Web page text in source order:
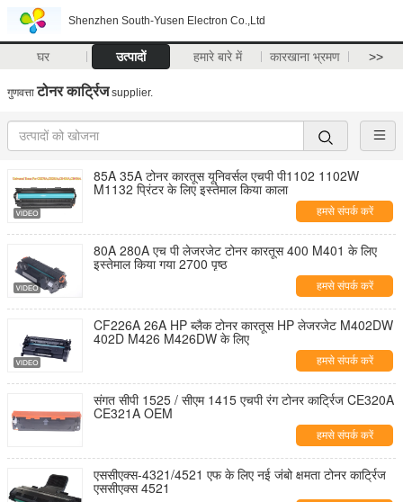
Shenzhen South-Yusen Electron Co.,Ltd
घर उत्पादों हमारे बारे में कारखाना भ्रमण >>
गुणवत्ता टोनर कार्ट्रिजsupplier.
85A 35A टोनर कारतूस यूनिवर्सल एचपी पी1102 1102W
M1132 प्रिंटर के लिए इस्तेमाल किया काला
हमसे संपर्क करें
80A 280A एच पी लेजरजेट टोनर कारतूस 400 M401 के लिए
इस्तेमाल किया गया 2700 पृष्ठ
हमसे संपर्क करें
CF226A 26A HP ब्लैक टोनर कारतूस HP लेजरजेट M402DW
402D M426 M426DW के लिए
हमसे संपर्क करें
संगत सीपी 1525 / सीएम 1415 एचपी रंग टोनर कार्ट्रिज CE320A
CE321A OEM
हमसे संपर्क करें
एससीएक्स-4321/4521 एफ के लिए नई जंबो क्षमता टोनर कार्ट्रिज
एससीएक्स 4521